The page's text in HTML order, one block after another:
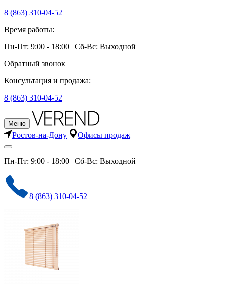
8 (863) 310-04-52
Время работы:
Пн-Пт: 9:00 - 18:00 | Сб-Вс: Выходной
Обратный звонок
Консультация и продажа:
8 (863) 310-04-52
Меню
Ростов-на-Дону Офисы продаж
Пн-Пт: 9:00 - 18:00 | Сб-Вс: Выходной
8 (863) 310-04-52